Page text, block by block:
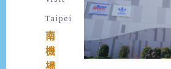
以
選
擇
頗
國
旅
其
Taipei
南
機
場